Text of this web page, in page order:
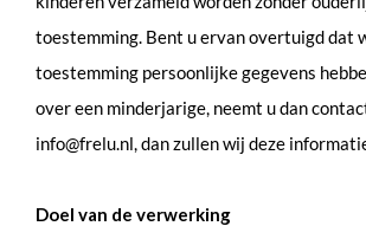
toestemming. Bent u ervan overtuigd dat
toestemming persoonlijke gegevens
over een minderjarige, neemt u dan
info@frelu.nl, dan zullen wij deze
Doel van de verwerking